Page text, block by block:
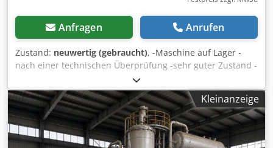
Anfragen Anrufen
Zustand: neuwertig (gebraucht), -Maschine auf Lager -
nach einer technischen Überprüfung -sehr guter Zustand -
ideal für die Herstellung von Stühlen TECHNISCHE
PARAMETER: -7,5 kW Hauptmaschine -zwei Unterstände -
pneumatische Derrick Kontrolle -pneumatische Graben -
Raddurchmesser 850 mm -40 mm Bandbreite -maximale
Länge des Elements 1300 mm -maximale Breite des
Elements 800 mm -maximale Höhe 120 mm -zwei
Kleinanzeige